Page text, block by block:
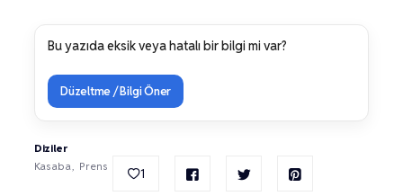
Bu yazıda eksik veya hatalı bir bilgi mi var?
Düzeltme / Bilgi Öner
Diziler
Kasaba
Prens 1